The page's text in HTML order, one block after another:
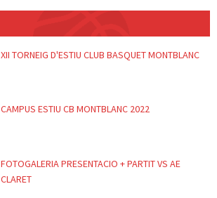
XII TORNEIG D'ESTIU CLUB BASQUET MONTBLANC
CAMPUS ESTIU CB MONTBLANC 2022
FOTOGALERIA PRESENTACIO + PARTIT VS AE
CLARET